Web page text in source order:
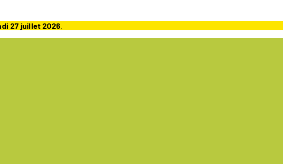
27 juillet 2026